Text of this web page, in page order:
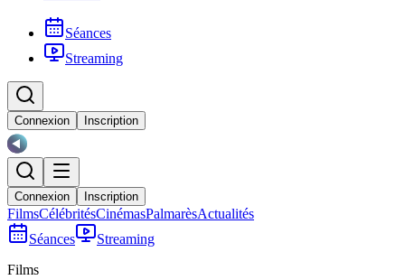
Séances
Streaming
Connexion Inscription
Connexion Inscription
FilmsCélébritésCinémasPalmarèsActualités
Séances
Streaming
Films